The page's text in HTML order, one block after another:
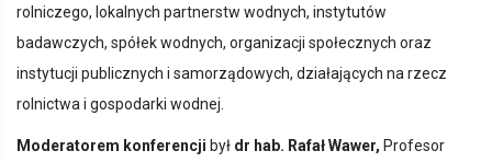
rolniczego, lokalnych partnerstw wodnych, instytutów
badawczych, spółek wodnych, organizacji społecznych oraz
instytucji publicznych i samorządowych, działających na rzecz
rolnictwa i gospodarki wodnej.
Moderatorem konferencji był dr hab. Rafał Wawer, Profesor